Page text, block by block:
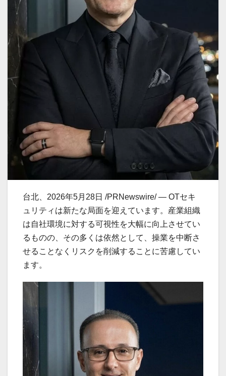
台北、2026年5月28日 /PRNewswire/ — OTセキ
ュリティは新たな局面を迎えています。産業組織
は自社環境に対する可視性を大幅に向上させてい
るものの、その多くは依然として、操業を中断さ
せることなくリスクを削減することに苦慮してい
ます。